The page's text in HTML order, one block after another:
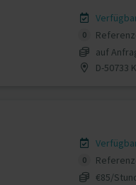
0
auf
D-50733
0
€85/